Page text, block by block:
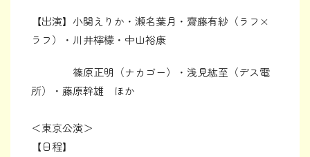
【出演】小関えりか・瀬名葉月・齋藤有紗（ラフ×
ラフ）・川井檸檬・中山裕康
篠原正明（ナカゴー）・浅見紘至（デス電
所）・藤原幹雄 ほか
＜東京公演＞
【日程】